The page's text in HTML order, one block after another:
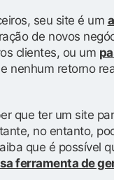
seu site é um
de novos
clientes, ou um
nenhum retorno
que ter um site
no entanto,
que é possível
ferramenta de